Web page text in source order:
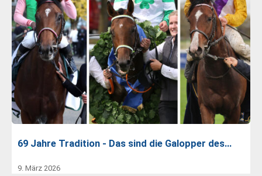
69 Jahre Tradition - Das sind die Galopper des…
9. März 2026